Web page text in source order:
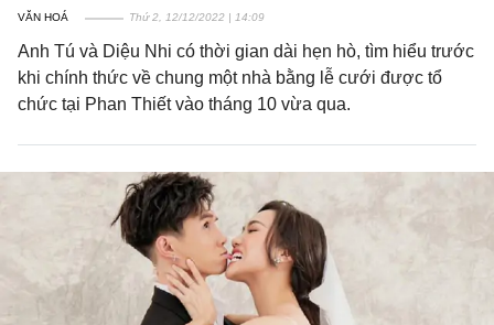
VĂN HOÁ Thứ 2, 12/12/2022 | 14:09
Anh Tú và Diệu Nhi có thời gian dài hẹn hò, tìm hiểu trước
khi chính thức về chung một nhà bằng lễ cưới được tổ
chức tại Phan Thiết vào tháng 10 vừa qua.